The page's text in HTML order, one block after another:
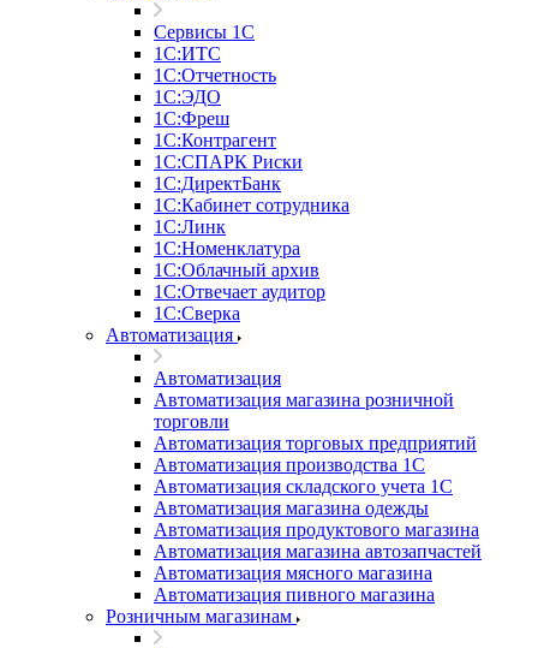
Сервисы 1С
1С:ИТС
1С:Отчетность
1С:ЭДО
1С:Фреш
1С:Контрагент
1С:CПАРК Риски
1С:ДиректБанк
1С:Кабинет сотрудника
1С:Линк
1С:Номенклатура
1С:Облачный архив
1С:Отвечает аудитор
1С:Сверка
Автоматизация
Автоматизация
Автоматизация магазина розничной
торговли
Автоматизация торговых предприятий
Автоматизация производства 1С
Автоматизация складского учета 1C
Автоматизация магазина одежды
Автоматизация продуктового магазина
Автоматизация магазина автозапчастей
Автоматизация мясного магазина
Автоматизация пивного магазина
Розничным магазинам